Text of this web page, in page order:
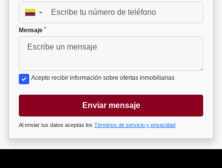
▼
Mensaje *
Acepto recibir información sobre ofertas inmobiliarias
Enviar mensaje
Al enviar tus datos aceptas los Términos de servicio y privacidad